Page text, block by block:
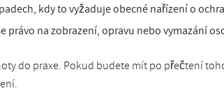
kdy to vyžaduje obecné nařízení o
právo na zobrazení, opravu nebo vymazání
do praxe. Pokud budete mít po přečtení